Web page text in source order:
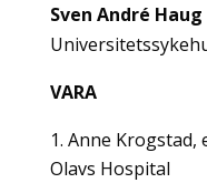
Sven André Haug
VARA
Anne Krogstad,
Olavs Hospital